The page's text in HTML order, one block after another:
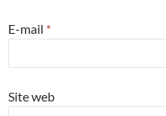
E-mail *
Site web